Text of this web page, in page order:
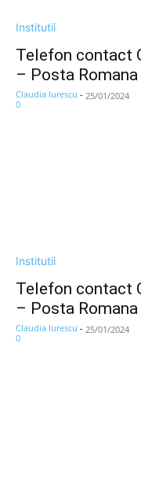
Institutii
Telefon contact
– Posta Romana
Claudia Iurescu - 25/01/2024
0
Institutii
Telefon contact
– Posta Romana
Claudia Iurescu - 25/01/2024
0